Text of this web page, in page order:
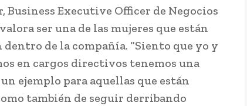
Business Executive Officer de Negocios
ser una de las mujeres que están
de la compañía. “Siento que yo y
en cargos directivos tenemos una
ejemplo para aquellas que están
también de seguir derribando